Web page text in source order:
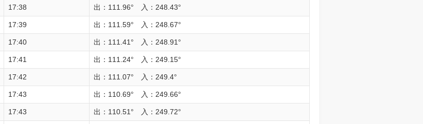
17:38 出：111.96° 入：248.43°
17:39 出：111.59° 入：248.67°
17:40 出：111.41° 入：248.91°
17:41 出：111.24° 入：249.15°
17:42 出：111.07° 入：249.4°
17:43 出：110.69° 入：249.66°
17:43 出：110.51° 入：249.72°